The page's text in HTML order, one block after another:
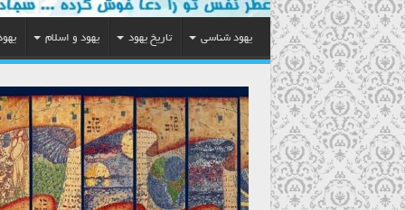
یهود شناسی تاریخ یهود یهود و اسلام